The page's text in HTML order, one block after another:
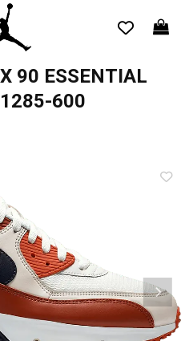
90 ESSENTIAL
600